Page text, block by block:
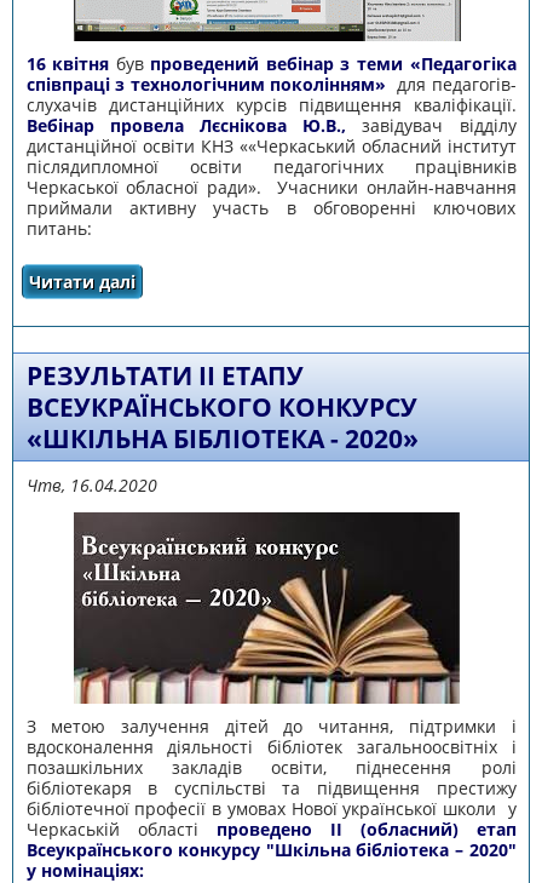
16 квітня був проведений вебінар з теми «Педагогіка
співпраці з технологічним поколінням» для педагогів-
слухачів дистанційних курсів підвищення кваліфікації.
Вебінар провела Лєснікова Ю.В., завідувач відділу
дистанційної освіти КНЗ ««Черкаський обласний інститут
післядипломної освіти педагогічних працівників
Черкаської обласної ради». Учасники онлайн-навчання
приймали активну участь в обговоренні ключових
питань:
Читати далі
«ПЕДАГОГІКА СПІВПРАЦІ З ТЕХНОЛОГІЧНИМ
ПОКОЛІННЯМ»
РЕЗУЛЬТАТИ ІІ ЕТАПУ
ВСЕУКРАЇНСЬКОГО КОНКУРСУ
«ШКІЛЬНА БІБЛІОТЕКА - 2020»
Чтв, 16.04.2020
З метою залучення дітей до читання, підтримки і
вдосконалення діяльності бібліотек загальноосвітніх і
позашкільних закладів освіти, піднесення ролі
бібліотекаря в суспільстві та підвищення престижу
бібліотечної професії в умовах Нової української школи у
Черкаській області проведено ІІ (обласний) етап
Всеукраїнського конкурсу "Шкільна бібліотека – 2020"
у номінаціях: